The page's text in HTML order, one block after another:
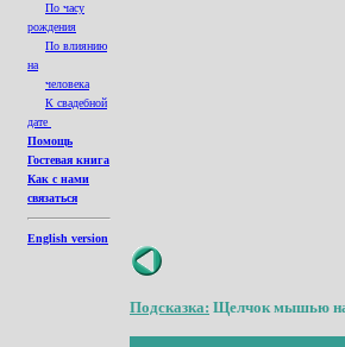
По часу
рождения
По влиянию
на
человека
К свадебной
дате
Помощь
Гостевая книга
Как с нами
связаться
English version
Подсказка: Щелчок мышью на